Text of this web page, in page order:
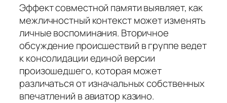
Эффект совместной памяти выявляет, как
межличностный контекст может изменять
личные воспоминания. Вторичное
обсуждение происшествий в группе ведет
к консолидации единой версии
произошедшего, которая может
различаться от изначальных собственных
впечатлений в авиатор казино.